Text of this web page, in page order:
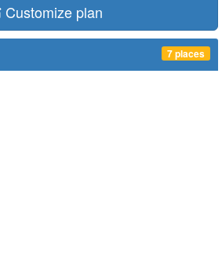
Customize plan
7 places